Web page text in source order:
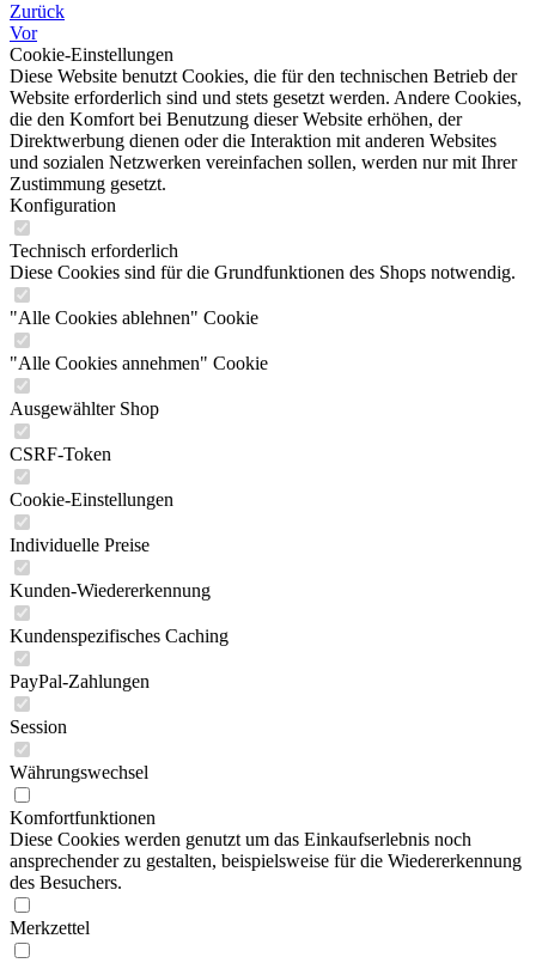
Zurück
Vor
Cookie-Einstellungen
Diese Website benutzt Cookies, die für den technischen Betrieb der
Website erforderlich sind und stets gesetzt werden. Andere Cookies,
die den Komfort bei Benutzung dieser Website erhöhen, der
Direktwerbung dienen oder die Interaktion mit anderen Websites
und sozialen Netzwerken vereinfachen sollen, werden nur mit Ihrer
Zustimmung gesetzt.
Konfiguration
Technisch erforderlich
Diese Cookies sind für die Grundfunktionen des Shops notwendig.
"Alle Cookies ablehnen" Cookie
"Alle Cookies annehmen" Cookie
Ausgewählter Shop
CSRF-Token
Cookie-Einstellungen
Individuelle Preise
Kunden-Wiedererkennung
Kundenspezifisches Caching
PayPal-Zahlungen
Session
Währungswechsel
Komfortfunktionen
Diese Cookies werden genutzt um das Einkaufserlebnis noch
ansprechender zu gestalten, beispielsweise für die Wiedererkennung
des Besuchers.
Merkzettel